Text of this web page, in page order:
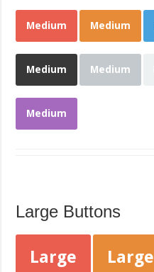
Medium Medium
Medium Medium
Medium
Large Buttons
Large Large